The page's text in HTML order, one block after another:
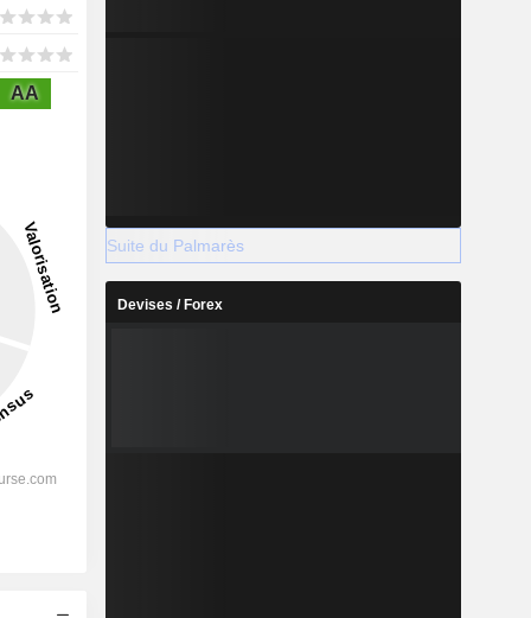
AA
Suite du Palmarès
Devises / Forex